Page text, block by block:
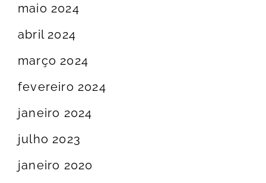
maio 2024
abril 2024
março 2024
fevereiro 2024
janeiro 2024
julho 2023
janeiro 2020